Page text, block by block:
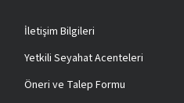
İletişim Bilgileri
Yetkili Seyahat Acenteleri
Öneri ve Talep Formu